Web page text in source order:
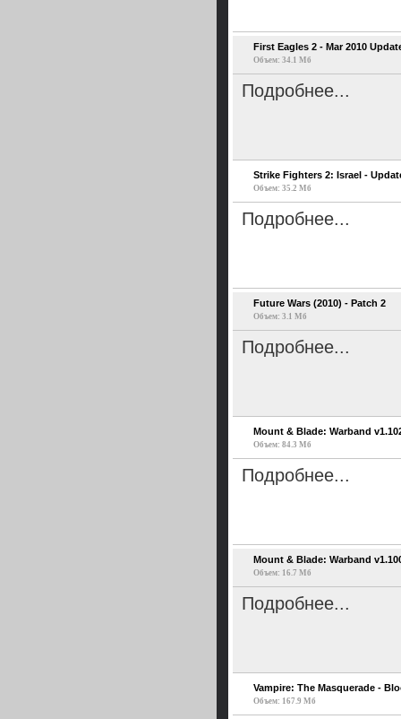
First Eagles 2 - Mar 2010
Объем: 34.1 Мб
Подробнее...
Strike Fighters 2: Israel -
Объем: 35.2 Мб
Подробнее...
Future Wars (2010) - Patch 2
Объем: 3.1 Мб
Подробнее...
Mount & Blade: Warband
Объем: 84.3 Мб
Подробнее...
Mount & Blade: Warband
Объем: 16.7 Мб
Подробнее...
Vampire: The Masquerade -
Объем: 167.9 Мб